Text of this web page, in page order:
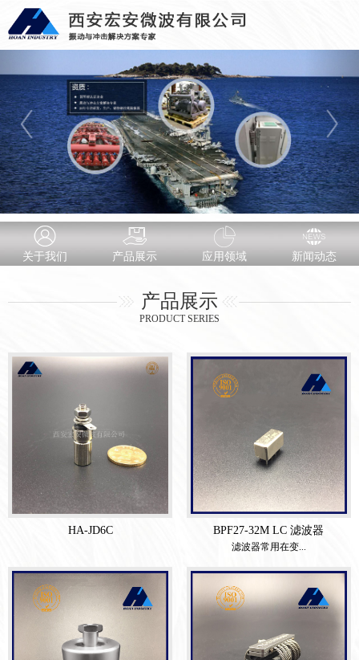
关于我们 产品展示 应用领域 新闻动态
产品展示
PRODUCT SERIES
HA-JD6C BPF27-32M LC 滤波器
滤波器常用在变...